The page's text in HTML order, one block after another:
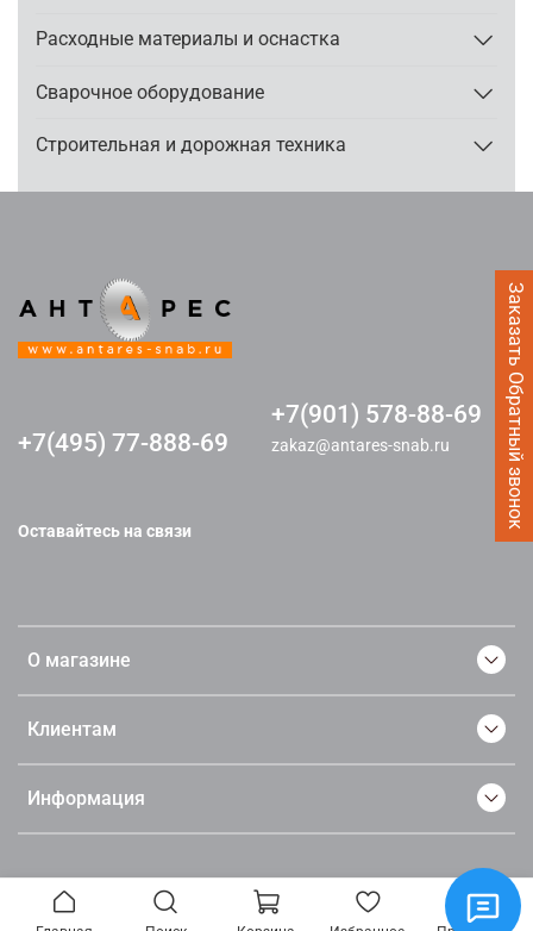
Заказать Обратный звонок
Расходные материалы и оснастка
Сварочное оборудование
Строительная и дорожная техника
О магазине
Клиентам
Информация
+7(495) 77-888-69
+7(901) 578-88-69
zakaz@antares-snab.ru
Оставайтесь на связи